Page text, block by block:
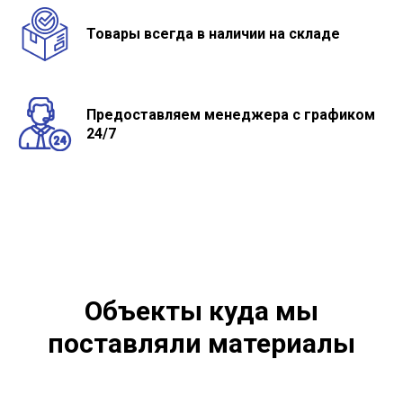
Товары всегда в наличии на складе
Предоставляем менеджера с графиком
24/7
Объекты куда мы
поставляли материалы